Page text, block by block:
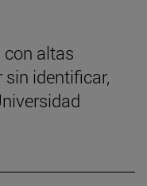
con altas
identificar,